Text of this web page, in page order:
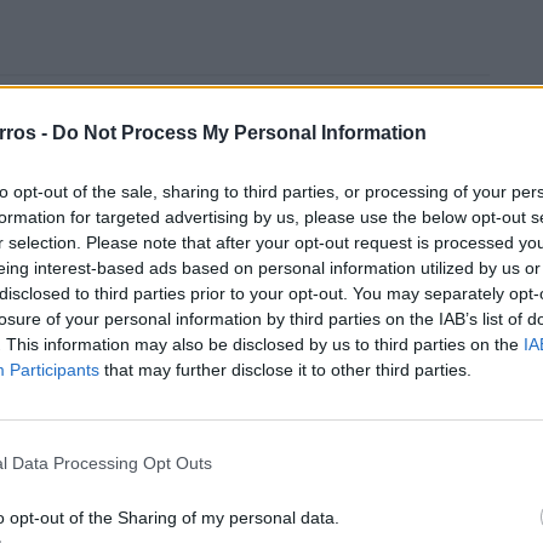
- Do Not Process My Personal Information
opt-out of the sale, sharing to third parties, or processing of your
for targeted advertising by us, please use the below opt-out
selection. Please note that after your opt-out request is processed
interest-based ads based on personal information utilized by us
to third parties prior to your opt-out. You may separately
of your personal information by third parties on the IAB’s list of
This information may also be disclosed by us to third parties on the
Participants that may further disclose it to other third parties.
Data Processing Opt Outs
opt-out of the Sharing of my personal data.
à
sensorial no primeiro SUV
08/08/2026
Futuro BMW iX1 acelera e a
Neue Klasse muda tudo no
SUV
07/08/2026